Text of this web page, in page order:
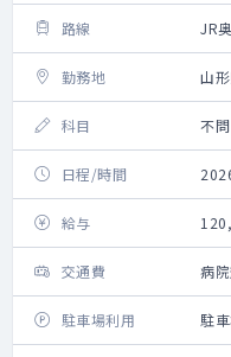
路線 JR
勤務地 山
科目 不問
日程/時間
給与
交通費 病
駐車場利用 駐